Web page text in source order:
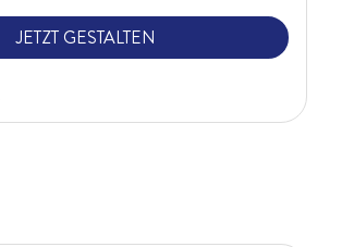
JETZT GESTALTEN